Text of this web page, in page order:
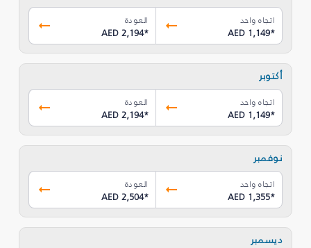
اتجاه واحد
AED 1,149*
العودة
AED 2,194*
أكتوبر
اتجاه واحد
AED 1,149*
العودة
AED 2,194*
نوفمبر
اتجاه واحد
AED 1,355*
العودة
AED 2,504*
ديسمبر